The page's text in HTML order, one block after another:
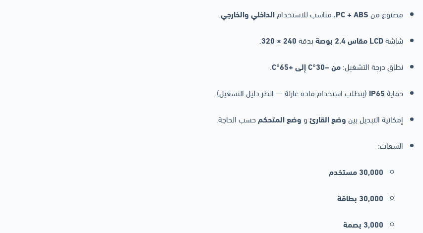
مصنوع منPC + ABS، مناسب للاستخدامالداخلي والخارجي.
شاشةLCD مقاس 2.4 بوصة بدقة240 × 320
.
نطاق درجة التشغيل:من –30°C إلى +65°C
.
حمايةIP65 (يتطلب استخدام مادة عازلة — انظر دليل التشغيل).
إمكانية التبديل بينوضع القارئو وضع المتحكمحسب الحاجة.
السعات:
30,000 مستخدم
30,000 بطاقة
3,000 بصمة